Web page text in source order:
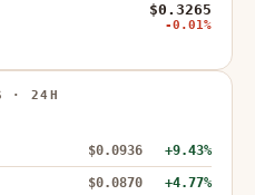
$0.3265
-0.01%
· 24H
$0.0936 +9.43%
$0.0870 +4.77%